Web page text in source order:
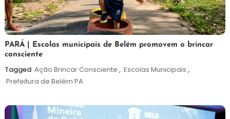
26
de
maio
de
Maurilio
PARÁ | Escolas municipais de Belém promovem o brincar
consciente
Tagged Ação Brincar Consciente , Escolas Municipais ,
Prefeitura de Belém PA